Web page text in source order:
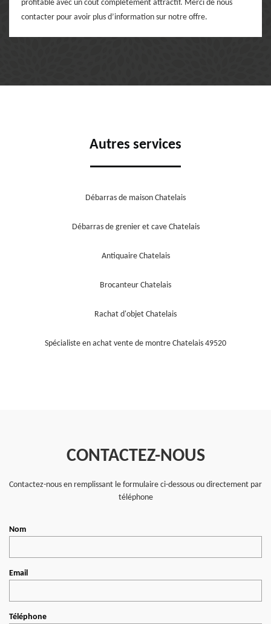
profitable avec un coût complètement attractif. Merci de nous
contacter pour avoir plus d’information sur notre offre.
Autres services
Débarras de maison Chatelais
Débarras de grenier et cave Chatelais
Antiquaire Chatelais
Brocanteur Chatelais
Rachat d'objet Chatelais
Spécialiste en achat vente de montre Chatelais 49520
CONTACTEZ-NOUS
Contactez-nous en remplissant le formulaire ci-dessous ou directement par
téléphone
Nom
Email
Téléphone